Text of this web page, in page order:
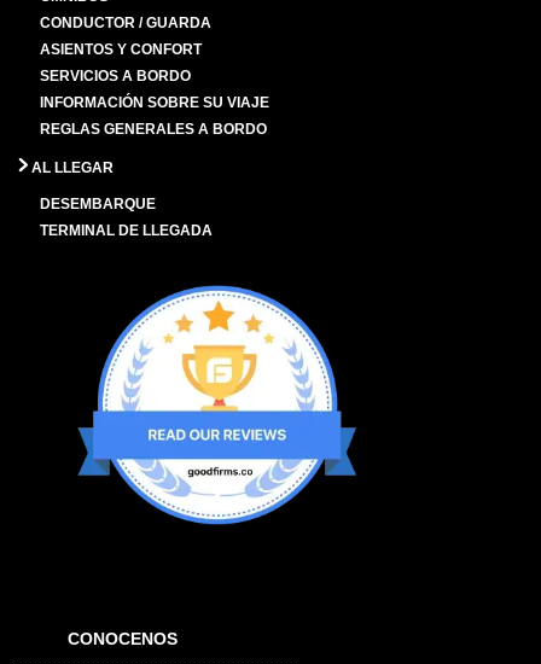
CONDUCTOR / GUARDA
ASIENTOS Y CONFORT
SERVICIOS A BORDO
INFORMACIÓN SOBRE SU VIAJE
REGLAS GENERALES A BORDO
AL LLEGAR
DESEMBARQUE
TERMINAL DE LLEGADA
CONOCENOS